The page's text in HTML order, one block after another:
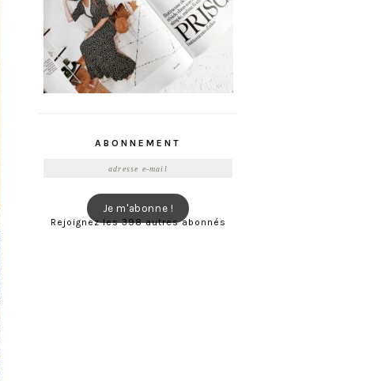
ABONNEMENT
Je m'abonne !
Rejoignez les 398 autres abonnés